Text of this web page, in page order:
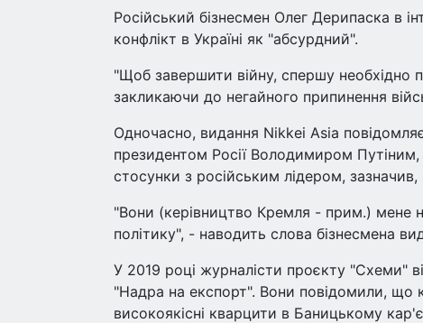
Російський бізнесмен Олег Дерипаска в
конфлікт в Україні як "абсурдний".
"Щоб завершити війну, спершу необхідно
закликаючи до негайного припинення
Одночасно, видання Nikkei Asia
президентом Росії Володимиром Путіним,
стосунки з російським лідером,
"Вони (керівництво Кремля - прим.) мене
політику", - наводить слова бізнесмена
У 2019 році журналісти проєкту "Схеми"
"Надра на експорт". Вони повідомили, що
високоякісні кварцити в Баницькому